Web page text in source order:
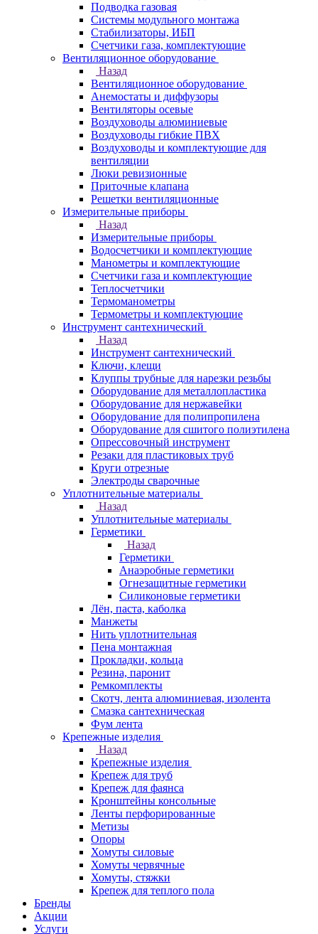
Подводка газовая
Системы модульного монтажа
Стабилизаторы, ИБП
Счетчики газа, комплектующие
Вентиляционное оборудование
Назад
Вентиляционное оборудование
Анемостаты и диффузоры
Вентиляторы осевые
Воздуховоды алюминиевые
Воздуховоды гибкие ПВХ
Воздуховоды и комплектующие для
вентиляции
Люки ревизионные
Приточные клапана
Решетки вентиляционные
Измерительные приборы
Назад
Измерительные приборы
Водосчетчики и комплектующие
Манометры и комплектующие
Счетчики газа и комплектующие
Теплосчетчики
Термоманометры
Термометры и комплектующие
Инструмент сантехнический
Назад
Инструмент сантехнический
Ключи, клещи
Клуппы трубные для нарезки резьбы
Оборудование для металлопластика
Оборудование для нержавейки
Оборудование для полипропилена
Оборудование для сшитого полиэтилена
Опрессовочный инструмент
Резаки для пластиковых труб
Круги отрезные
Электроды сварочные
Уплотнительные материалы
Назад
Уплотнительные материалы
Герметики
Назад
Герметики
Анаэробные герметики
Огнезащитные герметики
Силиконовые герметики
Лён, паста, каболка
Манжеты
Нить уплотнительная
Пена монтажная
Прокладки, кольца
Резина, паронит
Ремкомплекты
Скотч, лента алюминиевая, изолента
Смазка сантехническая
Фум лента
Крепежные изделия
Назад
Крепежные изделия
Крепеж для труб
Крепеж для фаянса
Кронштейны консольные
Ленты перфорированные
Метизы
Опоры
Хомуты силовые
Хомуты червячные
Хомуты, стяжки
Крепеж для теплого пола
Бренды
Акции
Услуги